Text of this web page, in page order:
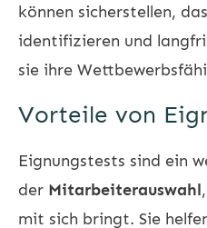
können sicherstellen,
identifizieren und
sie ihre
Vorteile von
Eignungstests sind ein
der Mitarbeiterauswahl
mit sich bringt. Sie